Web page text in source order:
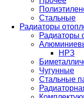
Стальные
Радиаторы
Радиаторы
НРЗ
Чугунные
Стальные